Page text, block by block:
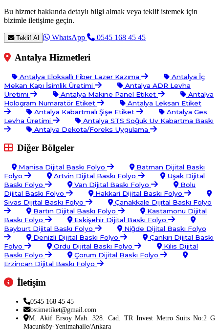
Bu hizmet hakkında detaylı bilgi almak veya teklif istemek için
bizimle iletişime geçin.
Teklif Al WhatsApp 0545 168 45 45
Antalya Hizmetleri
Antalya Eloksallı Fiber Lazer Kazıma
Antalya İç
Mekan Kapı İsimlik Üretimi
Antalya ADR Levha
Üretimi
Antalya Makine Panel Etiket
Antalya
Hologram Numaratör Etiket
Antalya Leksan Etiket
Antalya Kabartmalı Şişe Etiket
Antalya Ges
Levha Üretimi
Antalya STS Soğuk Uv Kabartma Baskı
Antalya Dekota/Foreks Uygulama
Diğer Bölgeler
Manisa Dijital Baskı Folyo
Batman Dijital Baskı
Folyo
Artvin Dijital Baskı Folyo
Uşak Dijital
Baskı Folyo
Van Dijital Baskı Folyo
Bolu
Dijital Baskı Folyo
Hakkari Dijital Baskı Folyo
Sivas Dijital Baskı Folyo
Çanakkale Dijital Baskı Folyo
Bartın Dijital Baskı Folyo
Kastamonu Dijital
Baskı Folyo
Eskişehir Dijital Baskı Folyo
Bayburt Dijital Baskı Folyo
Niğde Dijital Baskı Folyo
Denizli Dijital Baskı Folyo
Çankırı Dijital Baskı
Folyo
Ordu Dijital Baskı Folyo
Kilis Dijital
Baskı Folyo
Çorum Dijital Baskı Folyo
Erzincan Dijital Baskı Folyo
İletişim
0545 168 45 45
ostimetiket@gmail.com
M. Akif Ersoy Mah. 328. Cad. TR Invest Metro Suits No:2 G
Macunköy-Yenimahalle/Ankara